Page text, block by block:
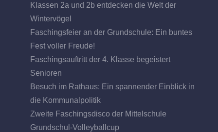
Klassen 2a und 2b entdecken die Welt der
Wintervögel
Faschingsfeier an der Grundschule: Ein buntes
Fest voller Freude!
Faschingsauftritt der 4. Klasse begeistert
Senioren
Besuch im Rathaus: Ein spannender Einblick in
die Kommunalpolitik
Zweite Faschingsdisco der Mittelschule
Grundschul-Volleyballcup